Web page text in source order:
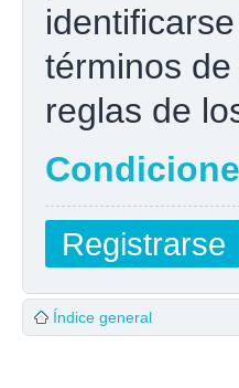
términos
reglas de
Registrarse
Índice general